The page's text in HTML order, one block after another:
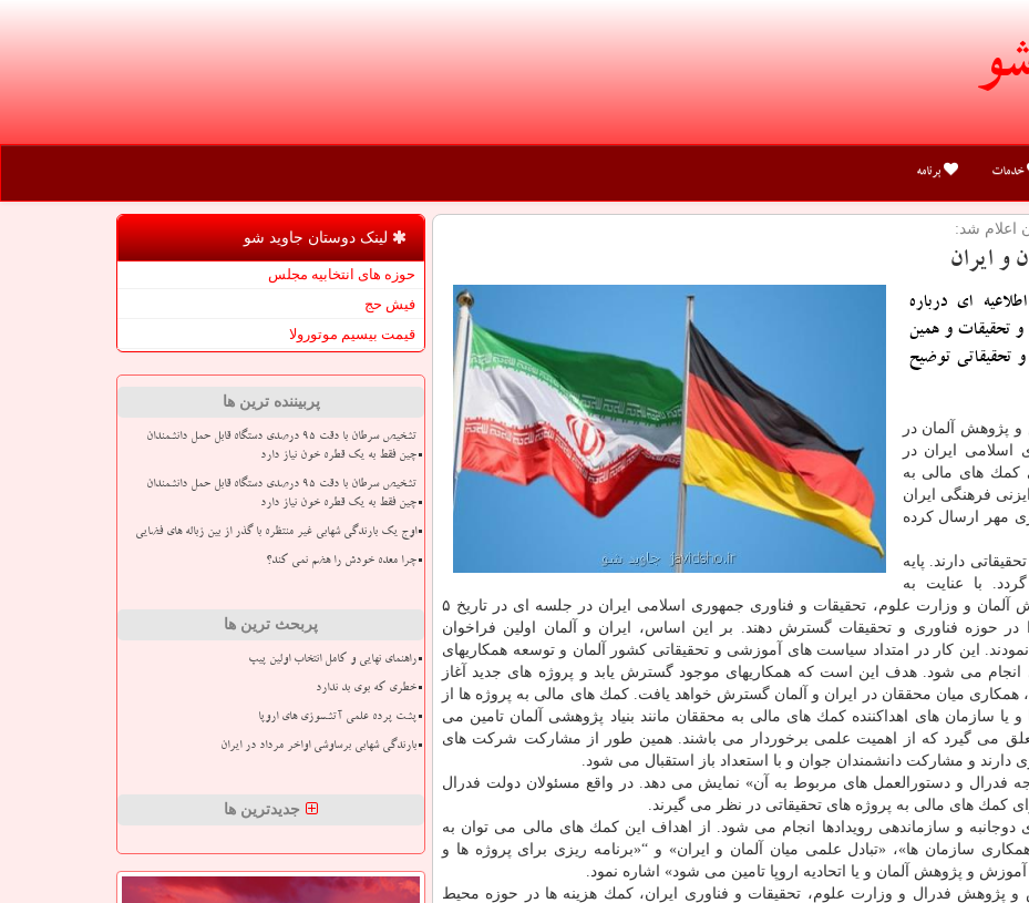
خدمات برنامه
اعلام شد:
و ایران
ای درباره
و تحقیقات و همین
توضیح
پژوهش آلمان در
اسلامی ایران در
كمك های مالی به
فرهنگی ایران
مهر ارسال كرده
دارند. پایه
ها به سال ۱۹۷۷ برمی گردد. با عنایت به
همكاریهای گذشته، مسئولان وزارت آموزش و پژوهش آلمان و وزارت علوم، تحقیقات و فناوری جمهوری اسلامی ایران در جلسه ای در تاریخ ۵
خودرا در حوزه فناوری و تحقیقات گسترش دهند. بر این اساس، ایران و آلمان اولین فراخوان
این كار در امتداد سیاست های آموزشی و تحقیقاتی كشور آلمان و توسعه همكاریهای
انجام می شود. هدف این است كه همكاریهای موجود گسترش یابد و پروژه های جدید آغاز
همكاری میان محققان در ایران و آلمان گسترش خواهد یافت. كمك های مالی به پروژه ها از
سازمان های اهداكننده كمك های مالی به محققان مانند بنیاد پژوهشی آلمان تامین می
می گیرد كه از اهمیت علمی برخوردار می باشند. همین طور از مشاركت شركت های
دارند و مشاركت دانشمندان جوان و با استعداد باز استقبال می شود.
فدرال و دستورالعمل های مربوط به آن» نمایش می دهد. در واقع مسئولان دولت فدرال
كمك های مالی به پروژه های تحقیقاتی در نظر می گیرند.
دوجانبه و سازماندهی رویدادها انجام می شود. از اهداف این كمك های مالی می توان به
سازمان ها»، «تبادل علمی میان آلمان و ایران» و “«برنامه ریزی برای پروژه ها و
و پژوهش آلمان و یا اتحادیه اروپا تامین می شود» اشاره نمود.
فدرال و وزارت علوم، تحقیقات و فناوری ایران، كمك هزینه ها در حوزه محیط
لینک دوستان جاوید شو
حوزه های انتخابیه مجلس
فیش حج
قیمت بیسیم موتورولا
پربیننده ترین ها
تشخیص سرطان با دقت ۹۵ درصدی دستگاه قابل حمل دانشمندان
چین فقط به یک قطره خون نیاز دارد
تشخیص سرطان با دقت ۹۵ درصدی دستگاه قابل حمل دانشمندان
چین فقط به یک قطره خون نیاز دارد
اوج یک بارندگی شهابی غیر منتظره با گذر از بین زباله های فضایی
چرا معده خودش را هضم نمی کند؟
پربحث ترین ها
راهنمای نهایی و کامل انتخاب اولین پیپ
خطری که بوی بد ندارد
پشت پرده علمی آتشسوزی های اروپا
بارندگی شهابی برساوشی اواخر مرداد در ایران
جدیدترین ها